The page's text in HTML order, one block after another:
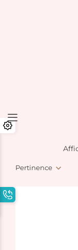
Pertinence